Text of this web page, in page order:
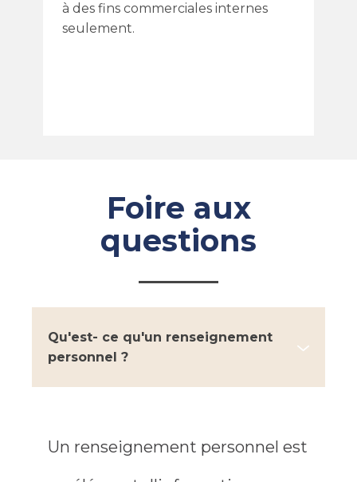
à des fins commerciales internes
seulement.
Foire aux
questions
Qu'est- ce qu'un renseignement
personnel ?
Un renseignement personnel est